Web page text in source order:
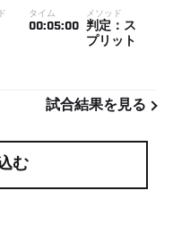
タイム
00:05:00
メソッド
判定：ス
プリット
試合結果を見る
む